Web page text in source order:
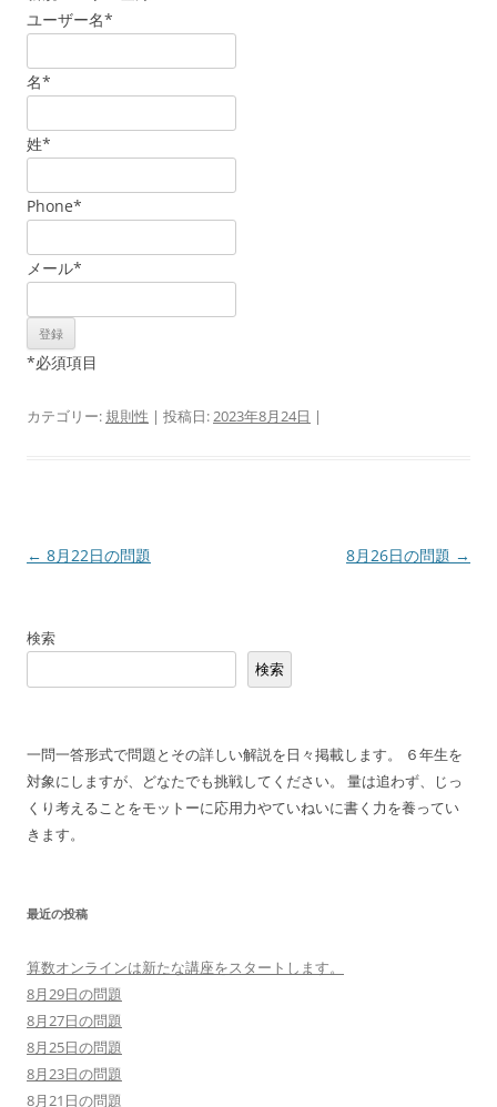
ユーザー名*
名*
姓*
Phone*
メール*
*必須項目
カテゴリー: 規則性 | 投稿日:2023年8月24日 |
投
ビ
ョ
ン
← 8月22日の問題 8月26日の問題 →
検索
検索
一問一答形式で問題とその詳しい解説を日々掲載します。 ６年生を
対象にしますが、どなたでも挑戦してください。 量は追わず、じっ
くり考えることをモットーに応用力やていねいに書く力を養ってい
きます。
最近の投稿
算数オンラインは新たな講座をスタートします。
8月29日の問題
8月27日の問題
8月25日の問題
8月23日の問題
8月21日の問題